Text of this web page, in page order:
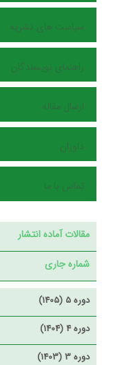
سیاست های نشریه
راهنمای نویسندگان
ارسال مقاله
داوران
تماس با ما
مقالات آماده انتشار
شماره جاری
دوره 5 (1405)
دوره 4 (1404)
دوره 3 (1403)